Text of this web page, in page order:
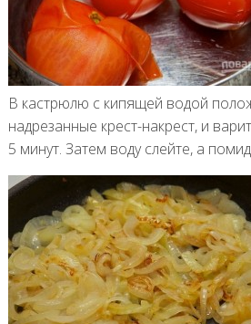
В кастрюлю с кипящей водой
надрезанные крест-накрест, и
5 минут. Затем воду слейте, а